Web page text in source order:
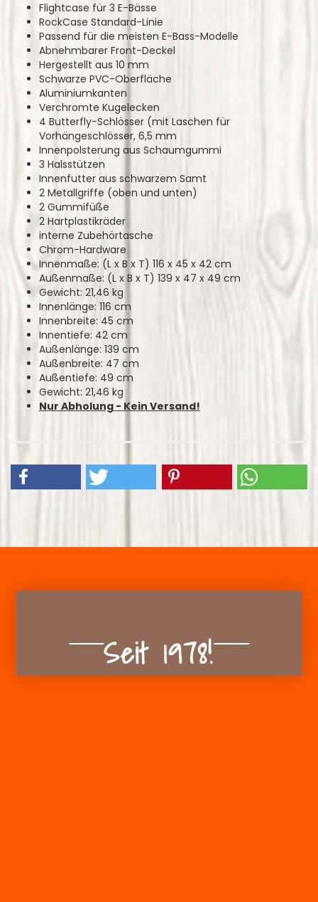
Flightcase für 3 E-Bässe
RockCase Standard-Linie
Passend für die meisten E-Bass-Modelle
Abnehmbarer Front-Deckel
Hergestellt aus 10 mm
Schwarze PVC-Oberfläche
Aluminiumkanten
Verchromte Kugelecken
4 Butterfly-Schlösser (mit Laschen für
Vorhängeschlösser, 6,5 mm
Innenpolsterung aus Schaumgummi
3 Halsstützen
Innenfutter aus schwarzem Samt
2 Metallgriffe (oben und unten)
2 Gummifüße
2 Hartplastikräder
interne Zubehörtasche
Chrom-Hardware
Innenmaße: (L x B x T) 116 x 45 x 42 cm
Außenmaße: (L x B x T) 139 x 47 x 49 cm
Gewicht: 21,46 kg
Innenlänge: 116 cm
Innenbreite: 45 cm
Innentiefe: 42 cm
Außenlänge: 139 cm
Außenbreite: 47 cm
Außentiefe: 49 cm
Gewicht: 21,46 kg
Nur Abholung - Kein Versand!
Seit 1978!